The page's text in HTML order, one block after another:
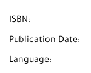
ISBN:
Publication Date:
Language: